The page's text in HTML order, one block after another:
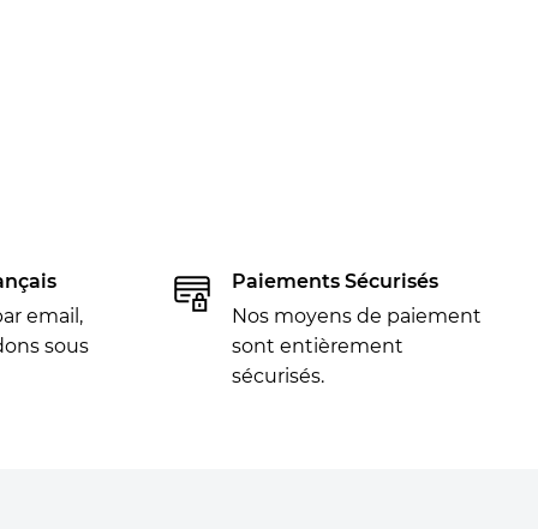
email,
sous
Paiements Sécurisés
Nos moyens de paiement
sont entièrement
sécurisés.